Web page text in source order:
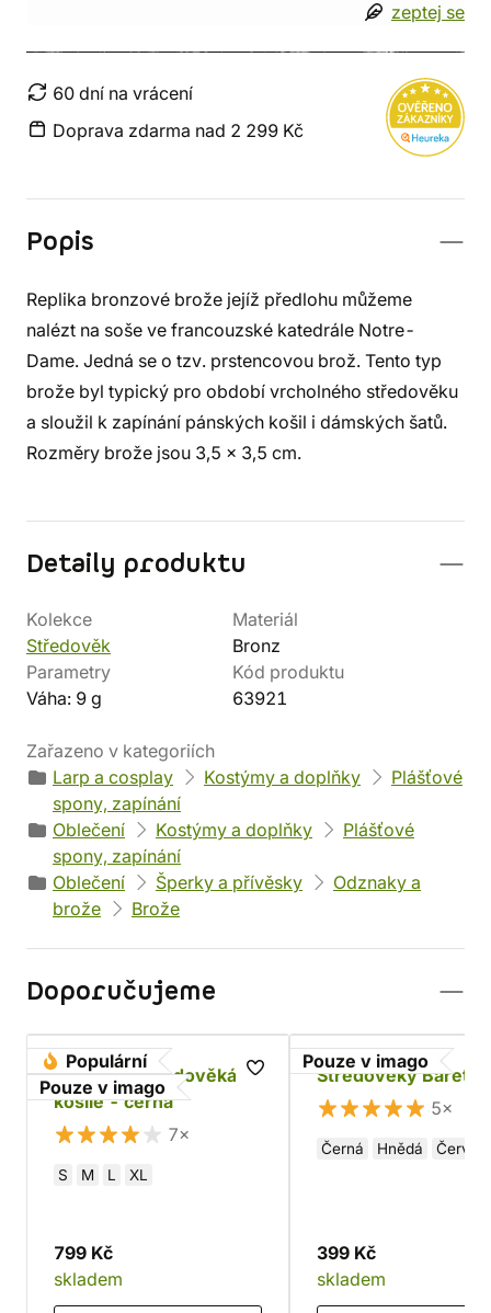
zeptej se
60 dní na vrácení
Doprava zdarma nad 2 299 Kč
Popis
Replika bronzové brože jejíž předlohu můžeme
nalézt na soše ve francouzské katedrále Notre-
Dame. Jedná se o tzv. prstencovou brož. Tento typ
brože byl typický pro období vrcholného středověku
a sloužil k zapínání pánských košil i dámských šatů.
Rozměry brože jsou 3,5 x 3,5 cm.
Detaily produktu
Kolekce
Středověk
Materiál
Bronz
Parametry
Váha: 9 g
Kód produktu
63921
Zařazeno v kategoriích
Larp a cosplay
Kostýmy a doplňky
Plášťové
spony, zapínání
Oblečení
Kostýmy a doplňky
Plášťové
spony, zapínání
Oblečení
Šperky a přívěsky
Odznaky a
brože
Brože
Doporučujeme
Populární
Pouze v imago
Bavlněná středověká
košile - černá
7×
S M L XL
799 Kč
skladem
Pouze v imago
Středověký Baret
5×
Černá Hnědá
399 Kč
skladem